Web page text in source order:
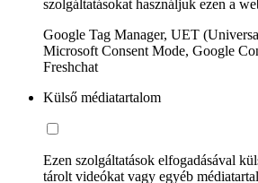
szolgáltatásokat használjuk ezen a
Google Tag Manager, UET
Microsoft Consent Mode, Google
Freshchat
Külső médiatartalom
Ezen szolgáltatások elfogadásával
tárolt videókat vagy egyéb